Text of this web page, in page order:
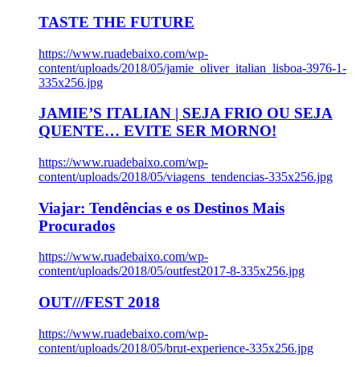
TASTE THE FUTURE
https://www.ruadebaixo.com/wp-
content/uploads/2018/05/jamie_oliver_italian_lisboa-3976-1-
335x256.jpg
JAMIE’S ITALIAN | SEJA FRIO OU SEJA
QUENTE… EVITE SER MORNO!
https://www.ruadebaixo.com/wp-
content/uploads/2018/05/viagens_tendencias-335x256.jpg
Viajar: Tendências e os Destinos Mais
Procurados
https://www.ruadebaixo.com/wp-
content/uploads/2018/05/outfest2017-8-335x256.jpg
OUT///FEST 2018
https://www.ruadebaixo.com/wp-
content/uploads/2018/05/brut-experience-335x256.jpg